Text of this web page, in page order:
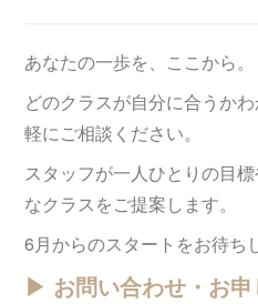
あなたの一歩を、ここから。
どのクラスが自分に合うか
軽にご相談ください。
スタッフが一人ひとりの目
なクラスをご提案します。
6月からのスタートをお待ち
▶︎ お問い合わせ・お申